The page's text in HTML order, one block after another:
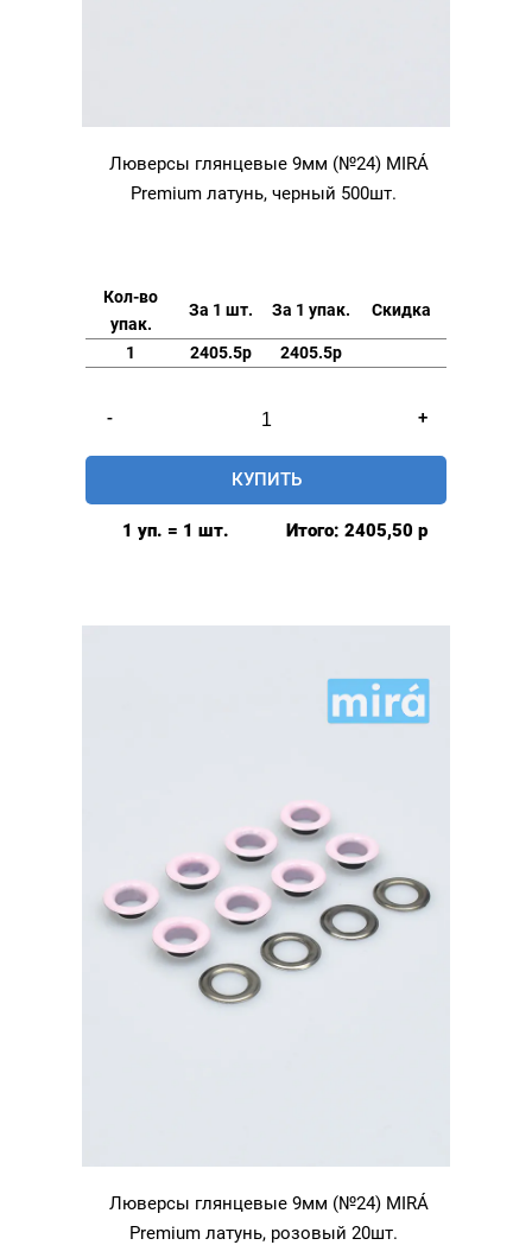
Люверсы глянцевые 9мм (№24) MIRÁ
Premium латунь, черный 500шт.
Кол-во
упак.
За 1 шт. За 1 упак. Скидка
1 2405.5р 2405.5р
-
товара
Люверсы
глянцевые
латунь,
+
КУПИТЬ
1 уп. = 1 шт. Итого: 2405,50 р
Люверсы глянцевые 9мм (№24) MIRÁ
Premium латунь, розовый 20шт.